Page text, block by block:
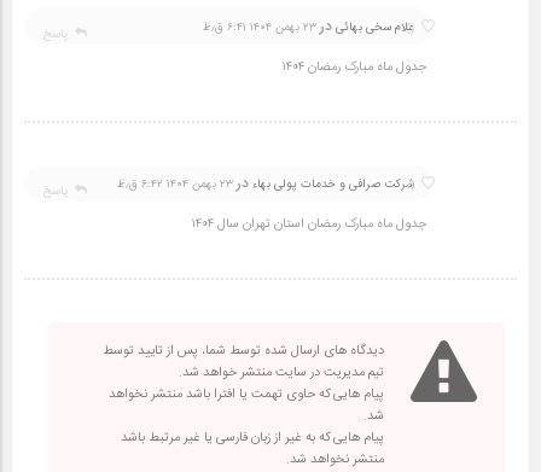
5
غلام سخی بهائی در ۲۳ بهمن ۱۴۰۴ ۶:۴۱ ق٫ظ
جدول ماه مبارک رمضان ۱۴۰۴
پاسخ
4
شرکت صرافی و خدمات پولی بهاء در ۲۳ بهمن ۱۴۰۴ ۶:۴۲ ق٫ظ
جدول ماه مبارک رمضان استان تهران سال ۱۴۰۴
پاسخ
دیدگاه های ارسال شده توسط شما، پس از تایید توسط
تیم مدیریت در سایت منتشر خواهد شد.
پیام هایی که حاوی تهمت یا افترا باشد منتشر نخواهد
شد.
پیام هایی که به غیر از زبان فارسی یا غیر مرتبط باشد
منتشر نخواهد شد.